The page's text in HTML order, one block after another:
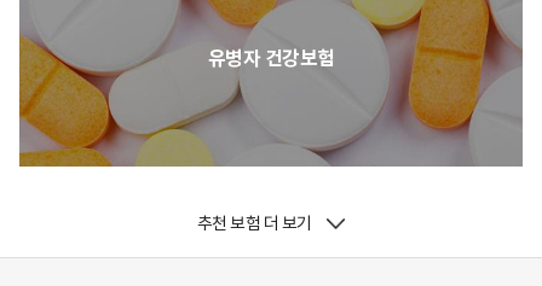
유병자 건강보험
추천 보험 더 보기